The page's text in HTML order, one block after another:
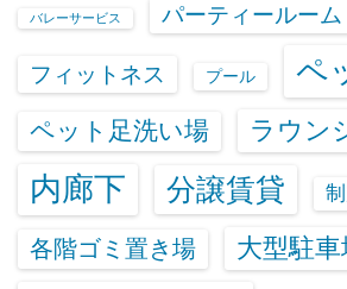
バレーサービス パーティールーム
フィットネス プール ペ
ペット足洗い場 ラウン
内廊下 分譲賃貸
各階ゴミ置き場 大型駐車